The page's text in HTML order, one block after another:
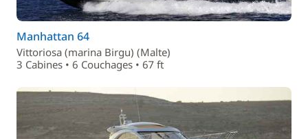
Manhattan 64
Vittoriosa (marina Birgu) (Malte)
3 Cabines • 6 Couchages • 67 ft